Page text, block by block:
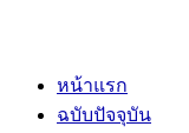
หน้าแรก
ฉบับปัจจุบัน